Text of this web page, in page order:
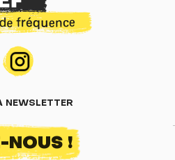
NEWSLETTER
NOUS !